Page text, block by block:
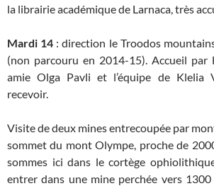
la librairie académique de Larnaca, très
Mardi 14 : direction le Troodos
(non parcouru en 2014-15). Accueil par
amie Olga Pavli et l’équipe de Klelia
recevoir.
Visite de deux mines entrecoupée par
sommet du mont Olympe, proche de
sommes ici dans le cortège
entrer dans une mine perchée vers